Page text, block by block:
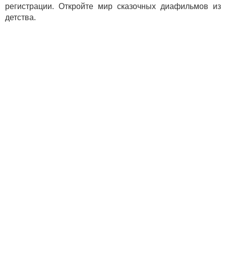
регистрации. Откройте мир сказочных диафильмов из
детства.